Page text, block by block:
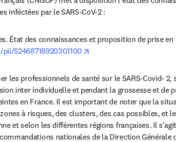
inféctées par le SARS-CoV-2 :
État des connaissances et proposition de prise en
S2468718920301100
les professionnels de santé sur le SARS-Covid- 2,
inter individuelle et pendant la grossesse et de
en France. Il est important de noter que la
à risques, des clusters, des cas possibles, et le
et selon les différentes régions françaises. Il
nationales de la Direction Générale